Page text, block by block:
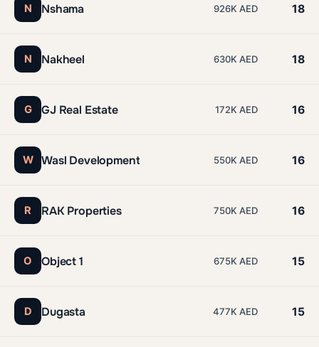
N Nshama 926K AED 18
N Nakheel 630K AED 18
G GJ Real Estate 172K AED 16
W Wasl Development 550K AED 16
R RAK Properties 750K AED 16
O Object 1 675K AED 15
D Dugasta 477K AED 15